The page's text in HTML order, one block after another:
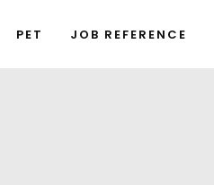
PET JOB REFERENCE